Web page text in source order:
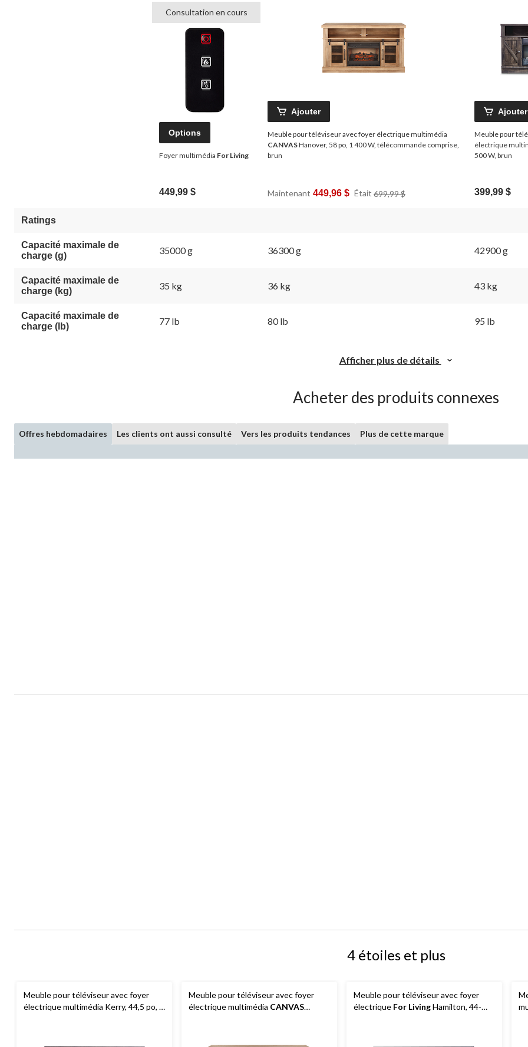
Consultation en cours
Options
Foyer multimédia For Living
449,99 $
Ajouter
Meuble pour téléviseur avec foyer électrique multimédia
CANVASHanover, 58 po, 1 400 W, télécommande comprise,
brun
Maintenant 449,96 $ Était 699,99 $
Ajouter
Meuble pour
électrique
500 W, brun
399,99 $
Ratings
Capacité maximale de
charge (g)
35000 g 36300 g 42900 g
Capacité maximale de
charge (kg)
35 kg 36 kg 43 kg
Capacité maximale de
charge (lb)
77 lb 80 lb 95 lb
Afficher plus de détails
Acheter des produits connexes
Offres hebdomadaires Les clients ont aussi consulté Vers les produits tendances Plus de cette marque
4 étoiles et plus
Meuble pour téléviseur avec foyer
électrique multimédia Kerry, 44,5 po, 1
Meuble pour téléviseur avec foyer
électrique multimédia CANVAS
Meuble pour téléviseur avec foyer
électrique For LivingHamilton, 44-